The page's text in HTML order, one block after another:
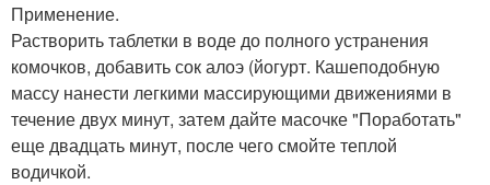
Применение.
Растворить таблетки в воде до полного устранения
комочков, добавить сок алоэ (йогурт. Кашеподобную
массу нанести легкими массирующими движениями в
течение двух минут, затем дайте масочке "Поработать"
еще двадцать минут, после чего смойте теплой
водичкой.